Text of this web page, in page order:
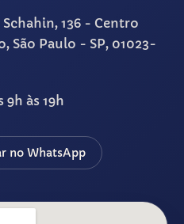
136 - Centro
São Paulo - SP, 01023-
9h às 19h
no WhatsApp